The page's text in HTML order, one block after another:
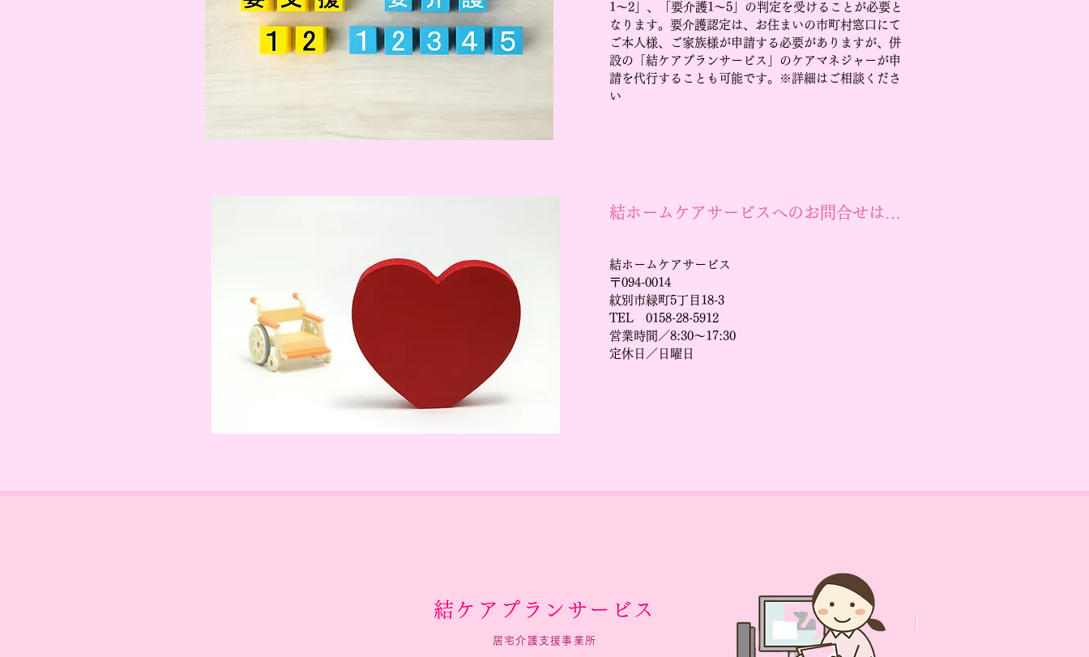
1～2」、「要介護1～5」の判定を受けることが必要と
なります。要介護認定は、お住まいの市町村窓口にて
ご本人様、ご家族様が申請する必要がありますが、併
設の「結ケアプランサービス」のケアマネジャーが申
請を代行することも可能です。※詳細はご相談くださ
い
結ホームケアサービスへのお問合せは…
結ホームケアサービス
〒094-0014
紋別市緑町5丁目18-3
TEL 0158-28-5912
営業時間／8:30～17:30
定休日／日曜日
結ケアプランサービス
居宅介護支援事業所